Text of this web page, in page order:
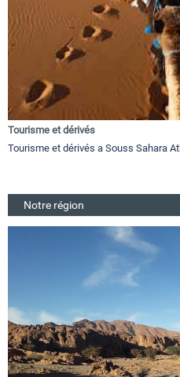
Tourisme et dérivés
Tourisme et dérivés a Souss Sahara
Notre région